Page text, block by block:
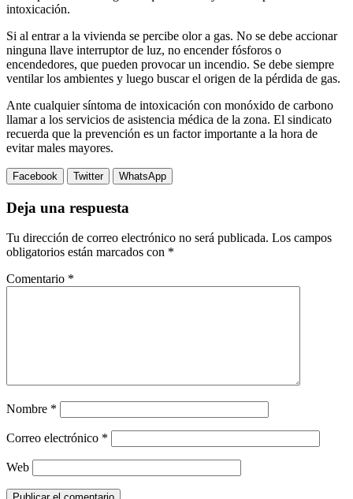
intoxicación.
Si al entrar a la vivienda se percibe olor a gas. No se debe accionar
ninguna llave interruptor de luz, no encender fósforos o
encendedores, que pueden provocar un incendio. Se debe siempre
ventilar los ambientes y luego buscar el origen de la pérdida de gas.
Ante cualquier síntoma de intoxicación con monóxido de carbono
llamar a los servicios de asistencia médica de la zona. El sindicato
recuerda que la prevención es un factor importante a la hora de
evitar males mayores.
Facebook Twitter WhatsApp
Deja una respuesta
Tu dirección de correo electrónico no será publicada. Los campos
obligatorios están marcados con *
Comentario *
Nombre *
Correo electrónico *
Web